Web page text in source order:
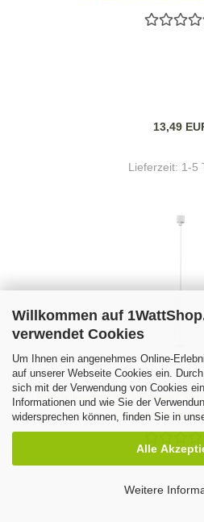
Willkommen auf
verwendet Cookies
Um Ihnen ein angenehmes Online-
auf unserer Webseite Cookies ein.
sich mit der Verwendung von Cookies
Informationen und wie Sie der
widersprechen können, finden Sie in
Alle
Weitere
13,49
Lieferzeit: 1-5
Pendelleuchte für 1-Phasen
22cm GU10